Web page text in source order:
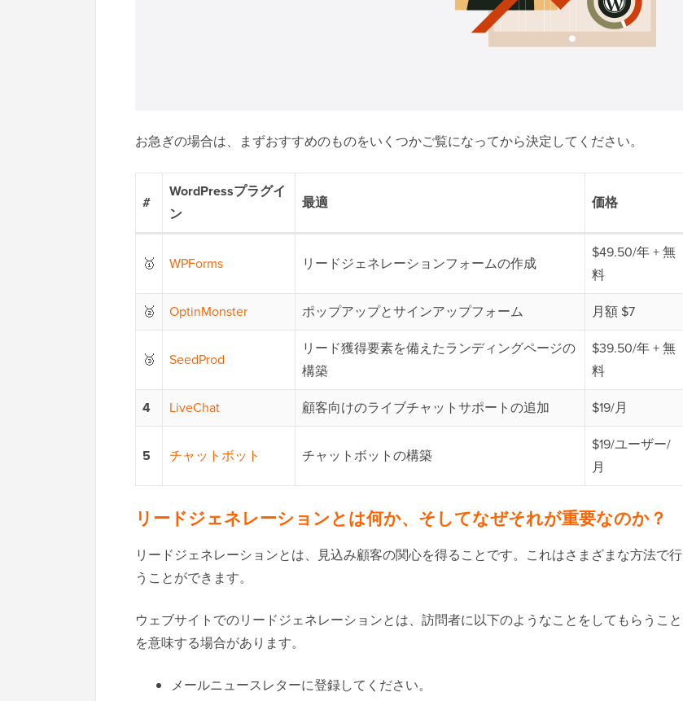
お急ぎの場合は、まずおすすめのものをいくつかご覧になってから決定してください。
#
WordPressプラグイ
ン
最適 価格
🥇 WPForms リードジェネレーションフォームの作成
$49.50/年 + 無
料
🥈
OptinMonster ポップアップとサインアップフォーム 月額 $7
🥉 SeedProd
リード獲得要素を備えたランディングページの
構築
$39.50/年 + 無
料
4
LiveChat 顧客向けのライブチャットサポートの追加 $19/月
5 チャットボット チャットボットの構築
$19/ユーザー/
月
リードジェネレーションとは何か、そしてなぜそれが重要なのか？
リードジェネレーションとは、見込み顧客の関心を得ることです。これはさまざまな方法で行
うことができます。
ウェブサイトでのリードジェネレーションとは、訪問者に以下のようなことをしてもらうこと
を意味する場合があります。
メールニュースレターに登録してください。